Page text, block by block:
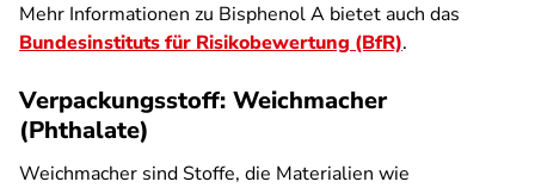
Mehr Informationen zu Bisphenol A bietet auch das
Bundesinstituts für Risikobewertung (BfR).
Verpackungsstoff: Weichmacher
(Phthalate)
Weichmacher sind Stoffe, die Materialien wie